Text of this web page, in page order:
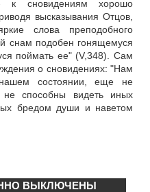
к сновидениям хорошо
высказывания Отцов,
слова преподобного
снам подобен гонящемуся
поймать ее" (V,348). Сам
о сновидениях: "Нам
состоянии, еще не
способны видеть иных
бредом души и наветом
ВЫКЛЮЧЕНЫ